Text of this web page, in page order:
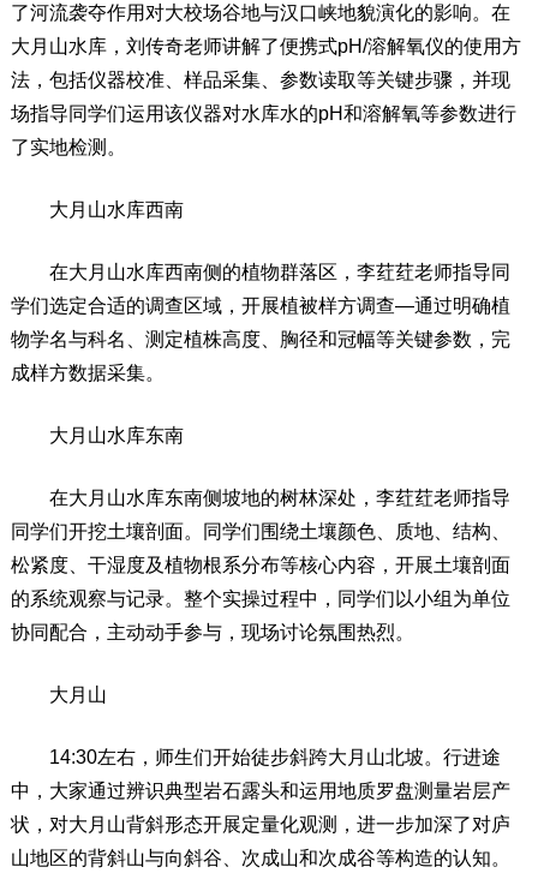
了河流袭夺作用对大校场谷地与汉口峡地貌演化的影响。在
大月山水库，刘传奇老师讲解了便携式pH/溶解氧仪的使用方
法，包括仪器校准、样品采集、参数读取等关键步骤，并现
场指导同学们运用该仪器对水库水的pH和溶解氧等参数进行
了实地检测。
大月山水库西南
在大月山水库西南侧的植物群落区，李荭荭老师指导同
学们选定合适的调查区域，开展植被样方调查—通过明确植
物学名与科名、测定植株高度、胸径和冠幅等关键参数，完
成样方数据采集。
大月山水库东南
在大月山水库东南侧坡地的树林深处，李荭荭老师指导
同学们开挖土壤剖面。同学们围绕土壤颜色、质地、结构、
松紧度、干湿度及植物根系分布等核心内容，开展土壤剖面
的系统观察与记录。整个实操过程中，同学们以小组为单位
协同配合，主动动手参与，现场讨论氛围热烈。
大月山
14:30左右，师生们开始徒步斜跨大月山北坡。行进途
中，大家通过辨识典型岩石露头和运用地质罗盘测量岩层产
状，对大月山背斜形态开展定量化观测，进一步加深了对庐
山地区的背斜山与向斜谷、次成山和次成谷等构造的认知。